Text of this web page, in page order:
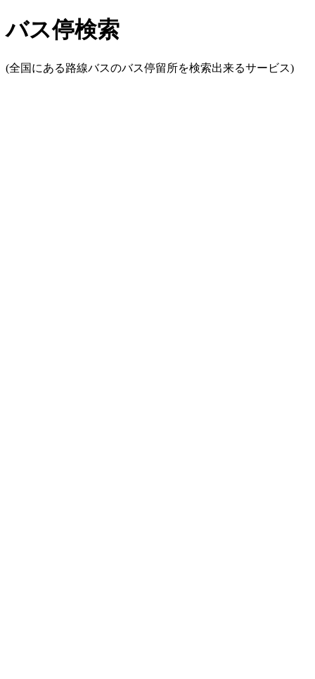
バス停検索
(全国にある路線バスのバス停留所を検索出来るサービス)